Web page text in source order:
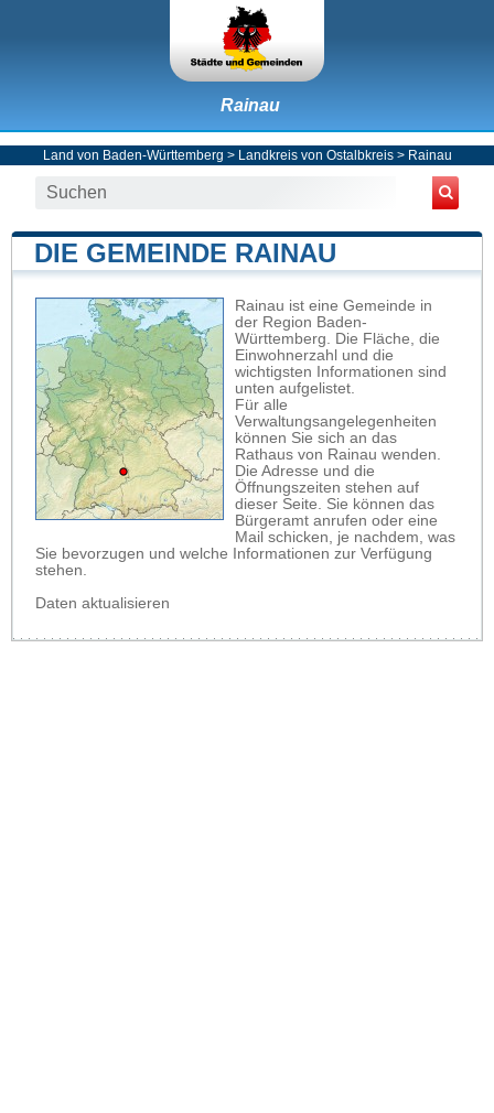
Rainau
Land von Baden-Württemberg > Landkreis von Ostalbkreis> Rainau
DIE GEMEINDE RAINAU
Rainau ist eine Gemeinde in
der Region Baden-
Württemberg. Die Fläche, die
Einwohnerzahl und die
wichtigsten Informationen sind
unten aufgelistet.
Für alle
Verwaltungsangelegenheiten
können Sie sich an das
Rathaus von Rainau wenden.
Die Adresse und die
Öffnungszeiten stehen auf
dieser Seite. Sie können das
Bürgeramt anrufen oder eine
Mail schicken, je nachdem, was
Sie bevorzugen und welche Informationen zur Verfügung
stehen.
Daten aktualisieren